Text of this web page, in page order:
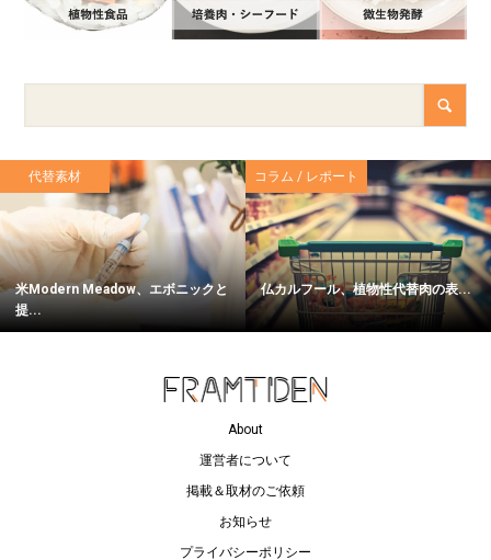
代替素材
米Modern Meadow、エボニックと
提...
コラム / レポート
仏カルフール、植物性代替肉の表...
About
運営者について
掲載＆取材のご依頼
お知らせ
プライバシーポリシー